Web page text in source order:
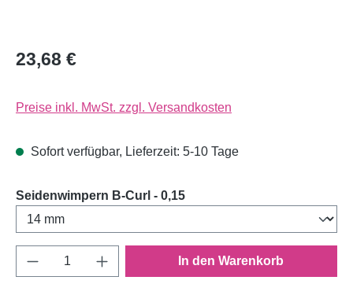
23,68 €
Preise inkl. MwSt. zzgl. Versandkosten
Sofort verfügbar, Lieferzeit: 5-10 Tage
Seidenwimpern B-Curl - 0,15auswählen
Produkt Anzahl: Gib den gewünschten
In den Warenkorb